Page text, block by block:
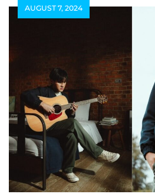
AUGUST 7, 2024